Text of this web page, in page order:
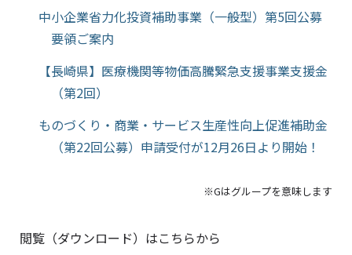
中小企業省力化投資補助事業（一般型）第5回公募
要領ご案内
【長崎県】医療機関等物価高騰緊急支援事業支援金
（第2回）
ものづくり・商業・サービス生産性向上促進補助金
（第22回公募）申請受付が12月26日より開始！
※Gはグループを意味します
閲覧（ダウンロード）はこちらから